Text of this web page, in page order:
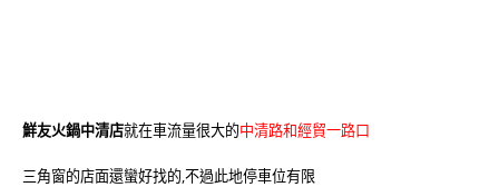
鮮友火鍋中清店就在車流量很大的中清路和經貿一路口
三角窗的店面還蠻好找的,不過此地停車位有限